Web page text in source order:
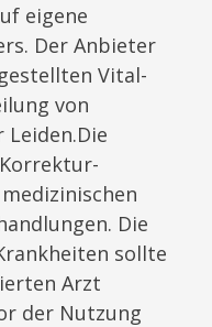
eigene
Der Anbieter
Vital-
von
Die
sollte
Arzt
der Nutzung